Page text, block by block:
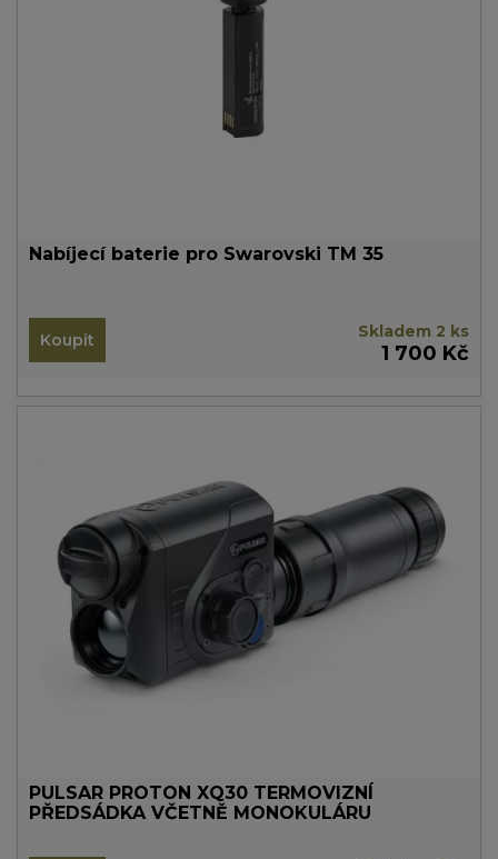
Nabíjecí baterie pro Swarovski TM 35
Koupit Skladem 2 ks
1 700 Kč
PULSAR PROTON XQ30 TERMOVIZNÍ
PŘEDSÁDKA VČETNĚ MONOKULÁRU